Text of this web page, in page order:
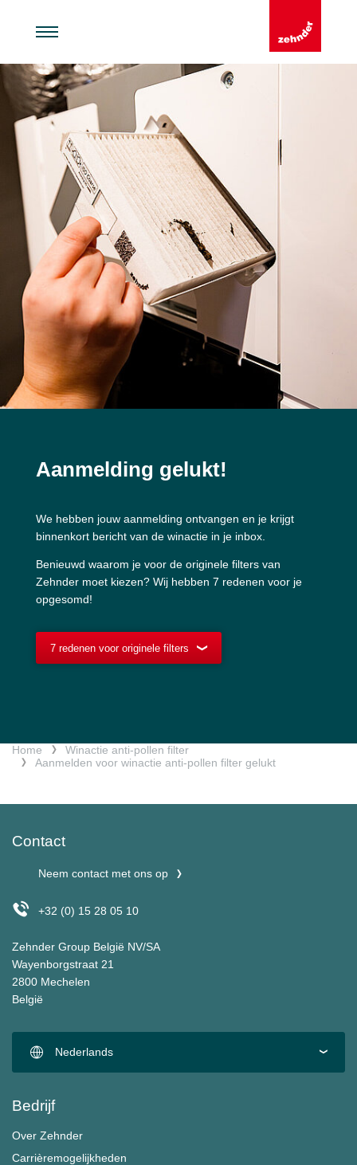
Aanmelding gelukt!
We hebben jouw aanmelding ontvangen en je krijgt
binnenkort bericht van de winactie in je inbox.
Benieuwd waarom je voor de originele filters van
Zehnder moet kiezen? Wij hebben 7 redenen voor je
opgesomd!
7 redenen voor originele filters
Home
Winactie anti-pollen filter
Aanmelden voor winactie anti-pollen filter gelukt
Contact
Neem contact met ons op
+32 (0) 15 28 05 10
Zehnder Group België NV/SA
Wayenborgstraat 21
2800 Mechelen
België
Nederlands
Bedrijf
Over Zehnder
Carrièremogelijkheden